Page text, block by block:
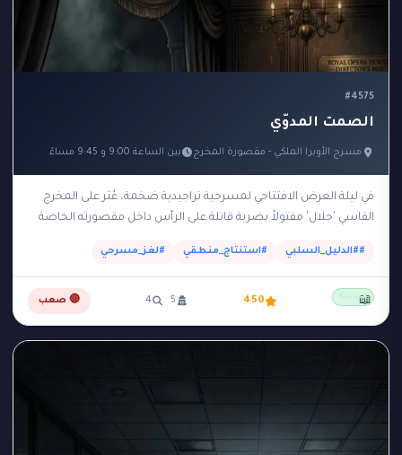
#4575
الصمت المدوّي
مسرح الأوبرا الملكي - مقصورة المخرج بين الساعة 9:00 و 9:45 مساءً
في ليلة العرض الافتتاحي لمسرحية تراجيدية ضخمة، عُثر على المخرج
القاسي 'جلال' مقتولاً بضربة قاتلة على الرأس داخل مقصورته الخاصة
##الدليل_السلبي #استنتاج_منطقي #لغز_مسرحي
مجانية 450
5
4 🔴 صعب 📖